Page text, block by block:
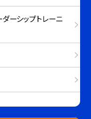
ーシップトレーニ